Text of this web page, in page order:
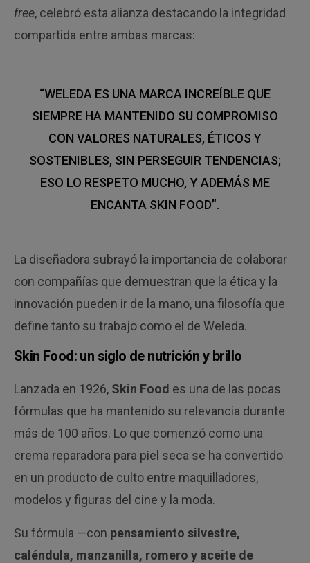
free, celebró esta alianza destacando la integridad
compartida entre ambas marcas:
“WELEDA ES UNA MARCA INCREÍBLE QUE
SIEMPRE HA MANTENIDO SU COMPROMISO
CON VALORES NATURALES, ÉTICOS Y
SOSTENIBLES, SIN PERSEGUIR TENDENCIAS;
ESO LO RESPETO MUCHO, Y ADEMÁS ME
ENCANTA SKIN FOOD”.
La diseñadora subrayó la importancia de colaborar
con compañías que demuestran que la ética y la
innovación pueden ir de la mano, una filosofía que
define tanto su trabajo como el de Weleda.
Skin Food: un siglo de nutrición y brillo
Lanzada en 1926, Skin Food es una de las pocas
fórmulas que ha mantenido su relevancia durante
más de 100 años. Lo que comenzó como una
crema reparadora para piel seca se ha convertido
en un producto de culto entre maquilladores,
modelos y figuras del cine y la moda.
Su fórmula —con pensamiento silvestre,
caléndula, manzanilla, romero y aceite de